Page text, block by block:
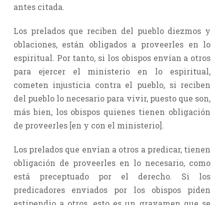
antes citada.
Los prelados que reciben del pueblo diezmos y
oblaciones, están obligados a proveerles en lo
espiritual. Por tanto, si los obispos envían a otros
para ejercer el ministerio en lo espiritual,
cometen injusticia contra el pueblo, si reciben
del pueblo lo necesario para vivir, puesto que son,
más bien, los obispos quienes tienen obligación
de proveerles [en y con el ministerio].
Los prelados que envían a otros a predicar, tienen
obligación de proveerles en lo necesario, como
está preceptuado por el derecho. Si los
predicadores enviados por los obispos piden